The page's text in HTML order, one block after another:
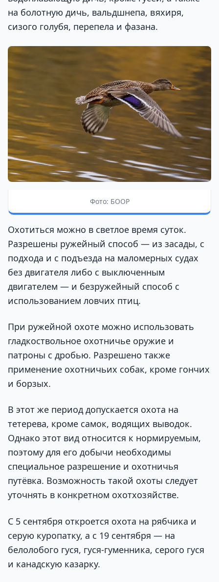
на болотную дичь, вальдшнепа, вяхиря,
сизого голубя, перепела и фазана.
Фото: БООР
Охотиться можно в светлое время суток.
Разрешены ружейный способ — из засады, с
подхода и с подъезда на маломерных судах
без двигателя либо с выключенным
двигателем — и безружейный способ с
использованием ловчих птиц.
При ружейной охоте можно использовать
гладкоствольное охотничье оружие и
патроны с дробью. Разрешено также
применение охотничьих собак, кроме гончих
и борзых.
В этот же период допускается охота на
тетерева, кроме самок, водящих выводок.
Однако этот вид относится к нормируемым,
поэтому для его добычи необходимы
специальное разрешение и охотничья
путёвка. Возможность такой охоты следует
уточнять в конкретном охотхозяйстве.
С 5 сентября откроется охота на рябчика и
серую куропатку, а с 19 сентября — на
белолобого гуся, гуся-гуменника, серого гуся
и канадскую казарку.